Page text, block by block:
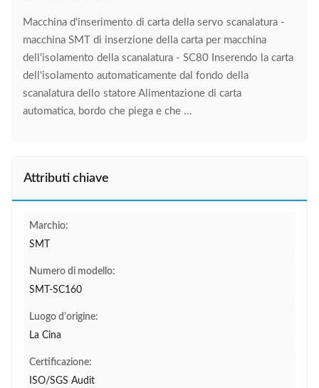
Macchina d'inserimento di carta della servo scanalatura -
macchina SMT di inserzione della carta per macchina
dell'isolamento della scanalatura - SC80 Inserendo la carta
dell'isolamento automaticamente dal fondo della
scanalatura dello statore Alimentazione di carta
automatica, bordo che piega e che ...
Attributi chiave
Marchio:
SMT
Numero di modello:
SMT-SC160
Luogo d'origine:
La Cina
Certificazione:
ISO/SGS Audit